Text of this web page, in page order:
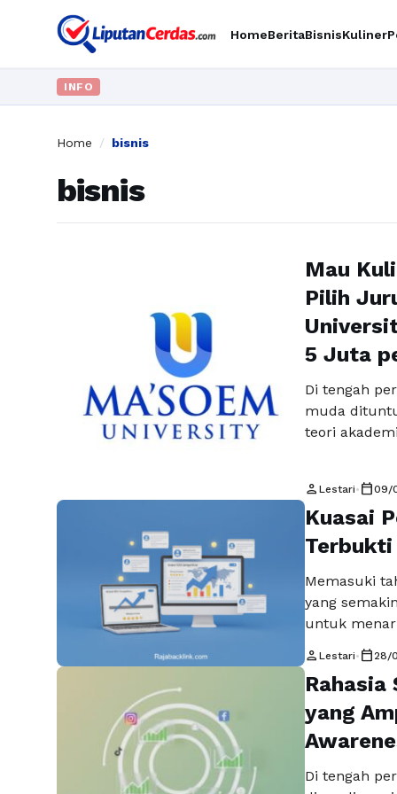
HomeBeritaBisnisKuliner
INFO
Home / bisnis
bisnis
Mau
Pilih
5 Juta
Di tengah
muda
teori
Karena itu,
langkah
Selengkapnya
person Lestari• calendar_today09/
Kuasai
Terbukti
Memasuki
yang
untuk
mesin
apakah
semakin
pelanggan
person Lestari• calendar_today 28/
yang
Di tengah